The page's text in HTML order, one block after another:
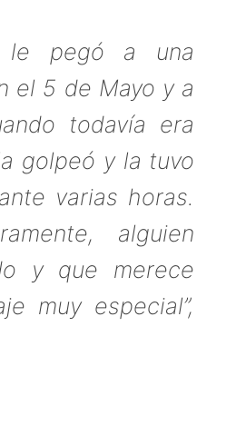
le pegó a una
el 5 de Mayo y a
todavía era
golpeó y la tuvo
varias horas.
alguien
y que merece
muy especial”,